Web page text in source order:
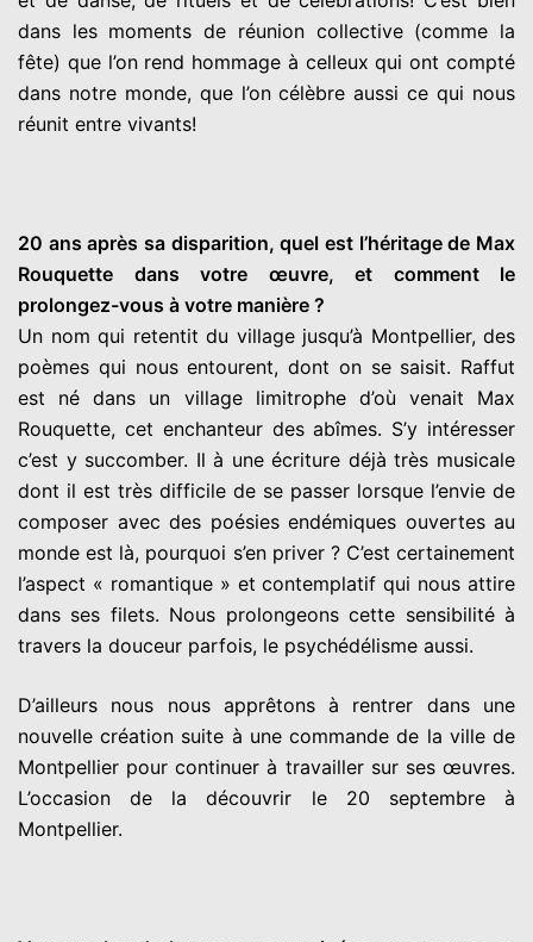
dans les moments de réunion collective (comme la
fête) que l’on rend hommage à celleux qui ont compté
dans notre monde, que l’on célèbre aussi ce qui nous
réunit entre vivants!
20 ans après sa disparition, quel est l’héritage de Max
Rouquette dans votre œuvre, et comment le
prolongez-vous à votre manière ?
Un nom qui retentit du village jusqu’à Montpellier, des
poèmes qui nous entourent, dont on se saisit. Raffut
est né dans un village limitrophe d’où venait Max
Rouquette, cet enchanteur des abîmes. S’y intéresser
c’est y succomber. Il à une écriture déjà très musicale
dont il est très difficile de se passer lorsque l’envie de
composer avec des poésies endémiques ouvertes au
monde est là, pourquoi s’en priver ? C’est certainement
l’aspect « romantique » et contemplatif qui nous attire
dans ses filets. Nous prolongeons cette sensibilité à
travers la douceur parfois, le psychédélisme aussi.
D’ailleurs nous nous apprêtons à rentrer dans une
nouvelle création suite à une commande de la ville de
Montpellier pour continuer à travailler sur ses œuvres.
L’occasion de la découvrir le 20 septembre à
Montpellier.